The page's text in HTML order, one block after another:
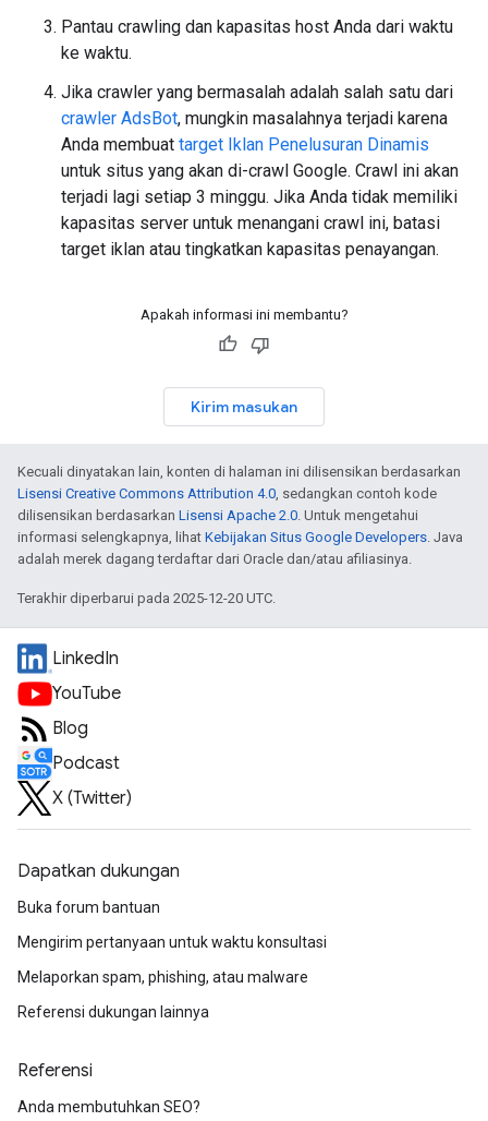
Pantau crawling dan kapasitas host Anda dari waktu
ke waktu.
Jika crawler yang bermasalah adalah salah satu dari
crawler AdsBot, mungkin masalahnya terjadi karena
Anda membuat target Iklan Penelusuran Dinamis
untuk situs yang akan di-crawl Google. Crawl ini akan
terjadi lagi setiap 3 minggu. Jika Anda tidak memiliki
kapasitas server untuk menangani crawl ini, batasi
target iklan atau tingkatkan kapasitas penayangan.
Apakah informasi ini membantu?
Kirim masukan
Kecuali dinyatakan lain, konten di halaman ini dilisensikan berdasarkan
Lisensi Creative Commons Attribution 4.0, sedangkan contoh kode
dilisensikan berdasarkan Lisensi Apache 2.0. Untuk mengetahui
informasi selengkapnya, lihat Kebijakan Situs Google Developers. Java
adalah merek dagang terdaftar dari Oracle dan/atau afiliasinya.
Terakhir diperbarui pada 2025-12-20 UTC.
LinkedIn
YouTube
Blog
Podcast
X (Twitter)
Dapatkan dukungan
Buka forum bantuan
Mengirim pertanyaan untuk waktu konsultasi
Melaporkan spam, phishing, atau malware
Referensi dukungan lainnya
Referensi
Anda membutuhkan SEO?